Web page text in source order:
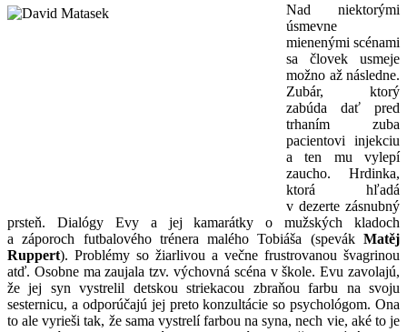
Nad niektorými
úsmevne
mienenými scénami
sa človek usmeje
možno až následne.
Zubár, ktorý
zabúda dať pred
trhaním zuba
pacientovi injekciu
a ten mu vylepí
zaucho. Hrdinka,
ktorá hľadá
v dezerte zásnubný
prsteň. Dialógy Evy a jej kamarátky o mužských kladoch
a záporoch futbalového trénera malého Tobiáša (spevák Matěj
Ruppert). Problémy so žiarlivou a večne frustrovanou švagrinou
atď. Osobne ma zaujala tzv. výchovná scéna v škole. Evu zavolajú,
že jej syn vystrelil detskou striekacou zbraňou farbu na svoju
sesternicu, a odporúčajú jej preto konzultácie so psychológom. Ona
to ale vyrieši tak, že sama vystrelí farbou na syna, nech vie, aké to je